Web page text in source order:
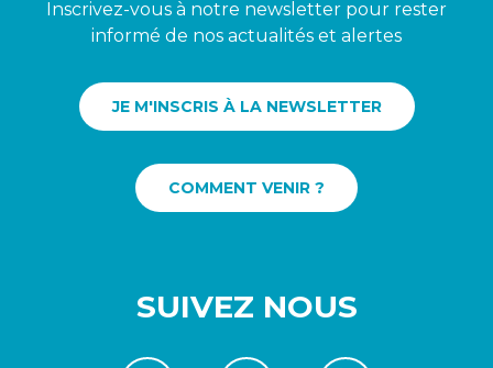
Inscrivez-vous à notre newsletter pour rester
informé de nos actualités et alertes
JE M'INSCRIS À LA NEWSLETTER
COMMENT VENIR ?
SUIVEZ NOUS